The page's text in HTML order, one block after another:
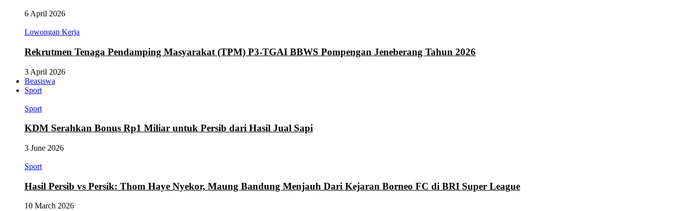
6 April 2026
Lowongan Kerja
Rekrutmen Tenaga Pendamping Masyarakat (TPM) P3-TGAI BBWS Pompengan Jeneberang Tahun 2026
3 April 2026
Beasiswa
Sport
Sport
KDM Serahkan Bonus Rp1 Miliar untuk Persib dari Hasil Jual Sapi
3 June 2026
Sport
Hasil Persib vs Persik: Thom Haye Nyekor, Maung Bandung Menjauh Dari Kejaran Borneo FC di BRI Super League
10 March 2026